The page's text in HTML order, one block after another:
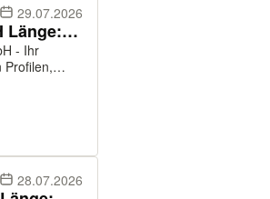
29.07.2026
Lagerware Trapezblech 7,50 € Aluminium DACH Länge:1m KLEINWARE
Profilen,
28.07.2026